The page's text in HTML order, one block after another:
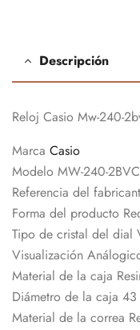
Descripción
Reloj Casio Mw-240-
Marca Casio
Modelo MW-240-
Referencia del
Forma del producto
Tipo de cristal del dial
Visualización
Material de la caja
Diámetro de la caja 43
Material de la correa